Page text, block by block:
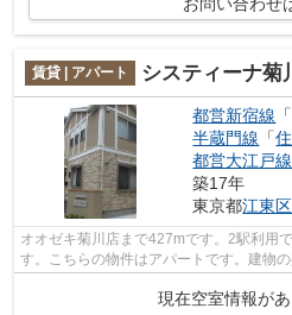
賃貸 | アパート システィーナ菊
都営新宿線 「
半蔵門線 「
都営大江戸線
築17年
東京都江東区
オオゼキ菊川店まで427mです。2駅利用
す。こちらの物件はアパートです。建物
現在空室情報があ